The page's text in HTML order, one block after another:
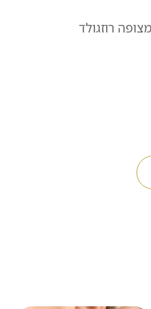
טהר , כסף 925 , מצופה רוזגולד